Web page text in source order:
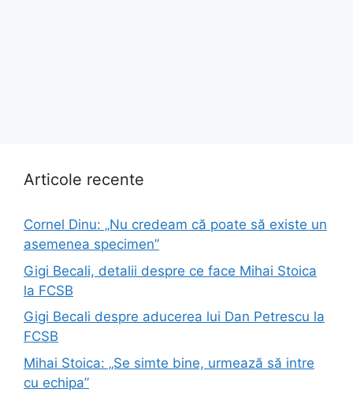
Articole recente
Cornel Dinu: „Nu credeam că poate să existe un
asemenea specimen”
Gigi Becali, detalii despre ce face Mihai Stoica
la FCSB
Gigi Becali despre aducerea lui Dan Petrescu la
FCSB
Mihai Stoica: „Se simte bine, urmează să intre
cu echipa”